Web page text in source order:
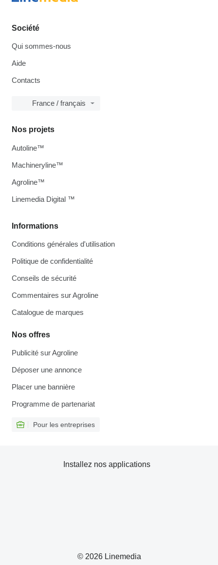
Société
Qui sommes-nous
Aide
Contacts
France / français
Informations
Conditions générales d'utilisation
Politique de confidentialité
Conseils de sécurité
Commentaires sur Agroline
Catalogue de marques
Nos offres
Publicité sur Agroline
Déposer une annonce
Placer une bannière
Programme de partenariat
Pour les entreprises
Nos projets
Autoline™
Machineryline™
Agroline™
Linemedia Digital ™
© 2026 Linemedia
Installez nos applications